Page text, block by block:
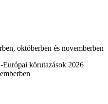
Európai körutazások 2026